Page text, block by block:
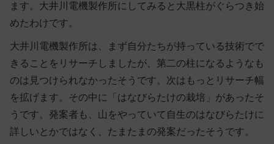
ます。大井川電機製作所にしてみると大黒柱がぐらつき始
めたわけです。
大井川電機製作所は、まず自分たちが持っている技術でで
きることをリサーチしましたが、第二の柱になるようなも
のは見つけられなかったそうです。次はもっとリサーチ幅
を拡げます。その中に「はなびらたけの栽培」があったそ
うです。発案者も、山をやっていて自生のはなびらたけに
詳しいとかではなく、たまたまの発案だったそうです。